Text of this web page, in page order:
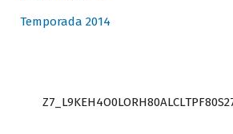
Temporada 2014